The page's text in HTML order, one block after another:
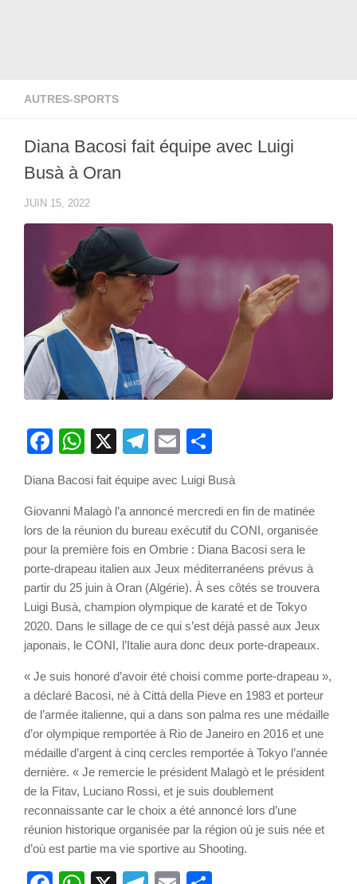
AUTRES-SPORTS
Diana Bacosi fait équipe avec Luigi
Busà à Oran
JUIN 15, 2022
Facebook
WhatsApp
X Telegram
Email
Diana Bacosi fait équipe avec Luigi Busà
Giovanni Malagò l’a annoncé mercredi en fin de matinée
lors de la réunion du bureau exécutif du CONI, organisée
pour la première fois en Ombrie : Diana Bacosi sera le
porte-drapeau italien aux Jeux méditerranéens prévus à
partir du 25 juin à Oran (Algérie). À ses côtés se trouvera
Luigi Busà, champion olympique de karaté et de Tokyo
2020. Dans le sillage de ce qui s’est déjà passé aux Jeux
japonais, le CONI, l’Italie aura donc deux porte-drapeaux.
« Je suis honoré d’avoir été choisi comme porte-drapeau »,
a déclaré Bacosi, né à Città della Pieve en 1983 et porteur
de l’armée italienne, qui a dans son palma res une médaille
d’or olympique remportée à Rio de Janeiro en 2016 et une
médaille d’argent à cinq cercles remportée à Tokyo l’année
dernière. « Je remercie le président Malagò et le président
de la Fitav, Luciano Rossi, et je suis doublement
reconnaissante car le choix a été annoncé lors d’une
réunion historique organisée par la région où je suis née et
d’où est partie ma vie sportive au Shooting.